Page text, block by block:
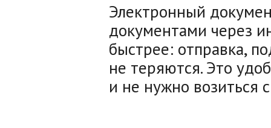
Электронный
документами через
быстрее: отправка,
не теряются. Это
и не нужно возиться